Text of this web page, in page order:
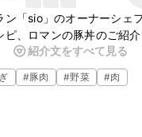
ン「sio」のオーナーシェ
、ロマンの豚丼のご紹
らでも食べられるレシピ
紹介文をすべて見る
#豚肉 #野菜 #肉